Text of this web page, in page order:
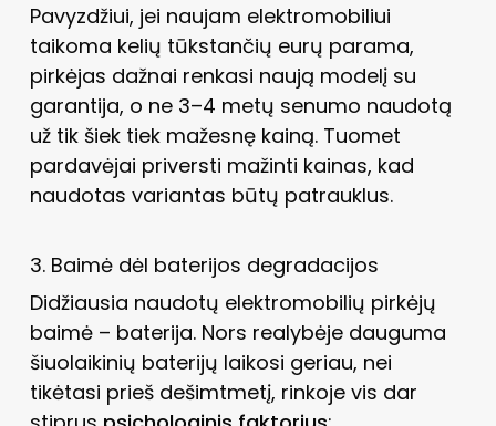
Pavyzdžiui, jei naujam elektromobiliui
taikoma kelių tūkstančių eurų parama,
pirkėjas dažnai renkasi naują modelį su
garantija, o ne 3–4 metų senumo naudotą
už tik šiek tiek mažesnę kainą. Tuomet
pardavėjai priversti mažinti kainas, kad
naudotas variantas būtų patrauklus.
3. Baimė dėl baterijos degradacijos
Didžiausia naudotų elektromobilių pirkėjų
baimė – baterija. Nors realybėje dauguma
šiuolaikinių baterijų laikosi geriau, nei
tikėtasi prieš dešimtmetį, rinkoje vis dar